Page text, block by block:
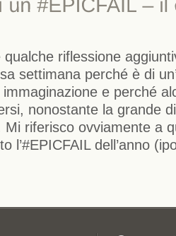
qualche riflessione
settimana perché è di
e perché
nonostante la grande
Mi riferisco ovviamente a
l’#EPICFAIL dell’anno